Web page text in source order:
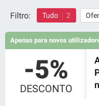
Filtro: Tudo 2
Apenas para novos
-5%
DESCONTO